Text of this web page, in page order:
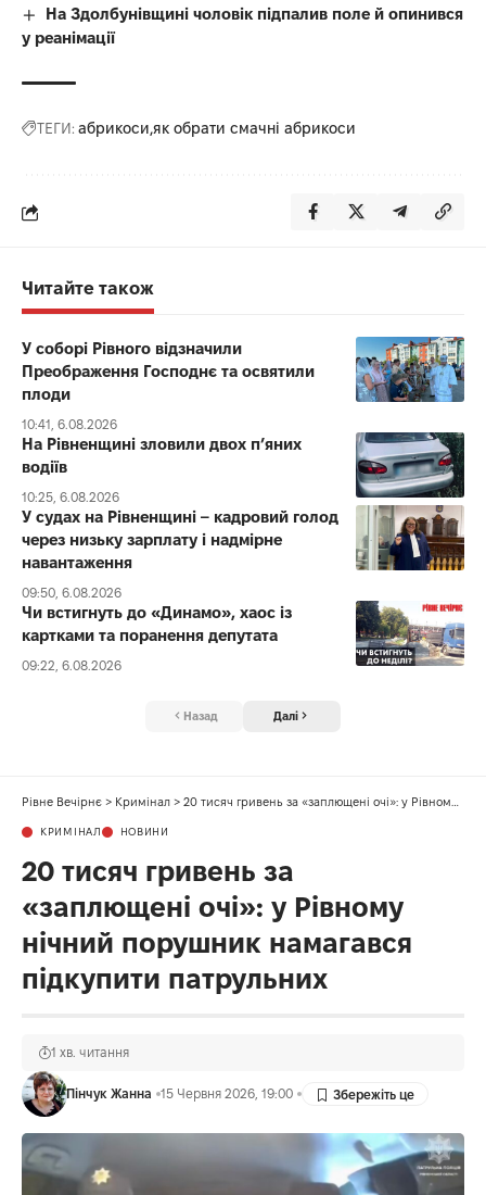
На Здолбунівщині чоловік підпалив поле й опинився
у реанімації
ТЕГИ: абрикоси як обрати смачні абрикоси
Читайте також
У соборі Рівного відзначили
Преображення Господнє та освятили
плоди
10:41, 6.08.2026
На Рівненщині зловили двох п’яних
водіїв
10:25, 6.08.2026
У судах на Рівненщині – кадровий голод
через низьку зарплату і надмірне
навантаження
09:50, 6.08.2026
Чи встигнуть до «Динамо», хаос із
картками та поранення депутата
09:22, 6.08.2026
Назад Далі
Рівне Вечірнє > Кримінал > 20 тисяч гривень за «заплющені очі»: у Рівному нічний порушник намагався підкупити патрульних
КРИМІНАЛ НОВИНИ
20 тисяч гривень за
«заплющені очі»: у Рівному
нічний порушник намагався
підкупити патрульних
Пінчук Жанна 15 Червня 2026, 19:00
1 хв. читання